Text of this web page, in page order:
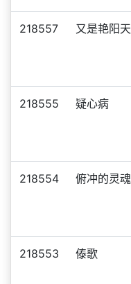
218557 又是艳阳天
218555 疑心病
218554 俯冲的灵魂
218553 傣歌